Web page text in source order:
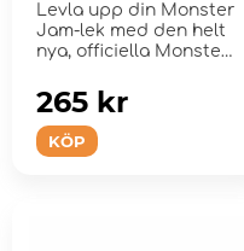
Levla upp din Monster
Jam-lek med den helt
nya, officiella Monster
KÖP
265 kr